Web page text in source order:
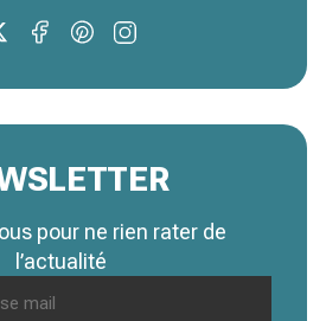
pour ne rien rater de
l’actualité